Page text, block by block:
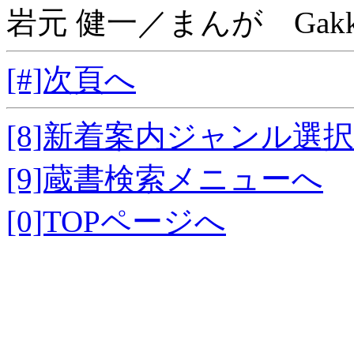
岩元 健一／まんが
[#]次頁へ
[8]新着案内ジャンル選
[9]蔵書検索メニューへ
[0]TOPページへ